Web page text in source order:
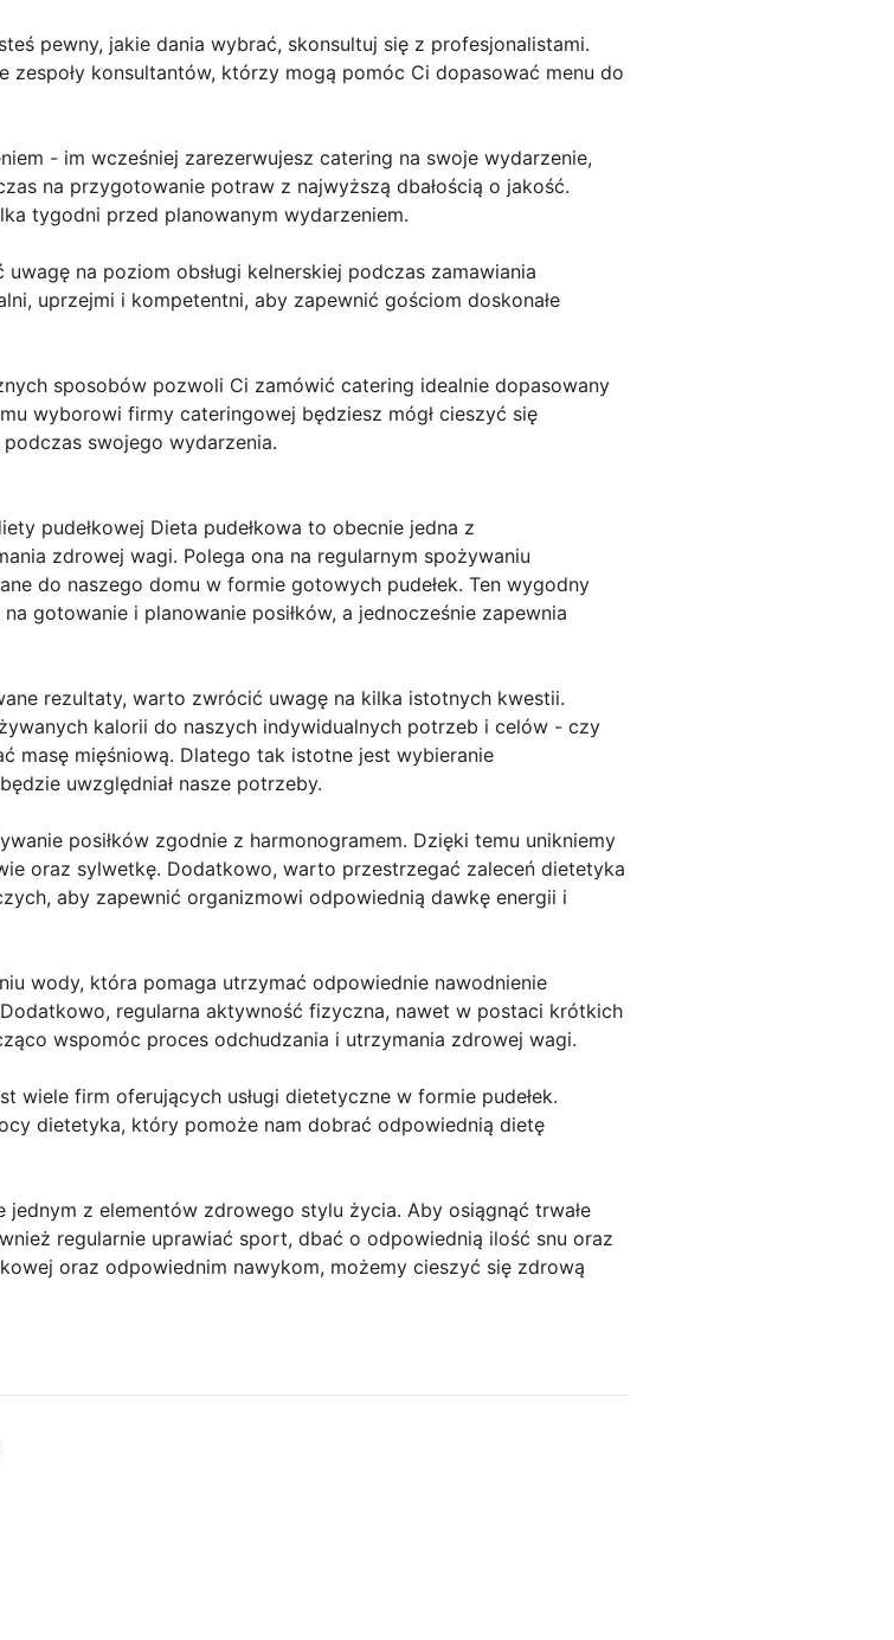
pewny, jakie dania wybrać, skonsultuj się z profesjonalistami.
konsultantów, którzy mogą pomóc Ci dopasować menu do
- im wcześniej zarezerwujesz catering na swoje wydarzenie,
na przygotowanie potraw z najwyższą dbałością o jakość.
tygodni przed planowanym wydarzeniem.
na poziom obsługi kelnerskiej podczas zamawiania
uprzejmi i kompetentni, aby zapewnić gościom doskonałe
sposobów pozwoli Ci zamówić catering idealnie dopasowany
wyborowi firmy cateringowej będziesz mógł cieszyć się
swojego wydarzenia.
pudełkowej Dieta pudełkowa to obecnie jedna z
zdrowej wagi. Polega ona na regularnym spożywaniu
do naszego domu w formie gotowych pudełek. Ten wygodny
gotowanie i planowanie posiłków, a jednocześnie zapewnia
rezultaty, warto zwrócić uwagę na kilka istotnych kwestii.
kalorii do naszych indywidualnych potrzeb i celów - czy
masę mięśniową. Dlatego tak istotne jest wybieranie
uwzględniał nasze potrzeby.
posiłków zgodnie z harmonogramem. Dzięki temu unikniemy
oraz sylwetkę. Dodatkowo, warto przestrzegać zaleceń dietetyka
aby zapewnić organizmowi odpowiednią dawkę energii i
wody, która pomaga utrzymać odpowiednie nawodnienie
regularna aktywność fizyczna, nawet w postaci krótkich
wspomóc proces odchudzania i utrzymania zdrowej wagi.
wiele firm oferujących usługi dietetyczne w formie pudełek.
dietetyka, który pomoże nam dobrać odpowiednią dietę
z elementów zdrowego stylu życia. Aby osiągnąć trwałe
regularnie uprawiać sport, dbać o odpowiednią ilość snu oraz
oraz odpowiednim nawykom, możemy cieszyć się zdrową